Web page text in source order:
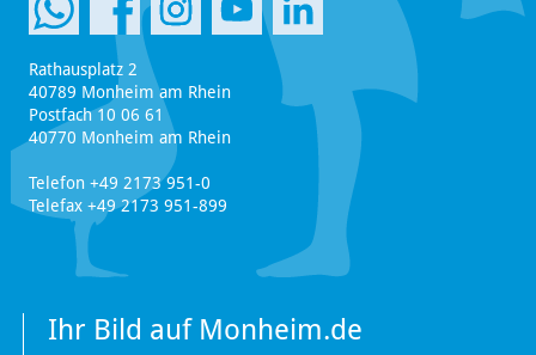
Rathausplatz 2
40789 Monheim am Rhein
Postfach 10 06 61
40770 Monheim am Rhein
Telefon +49 2173 951-0
Telefax +49 2173 951-899
Ihr Bild auf Monheim.de